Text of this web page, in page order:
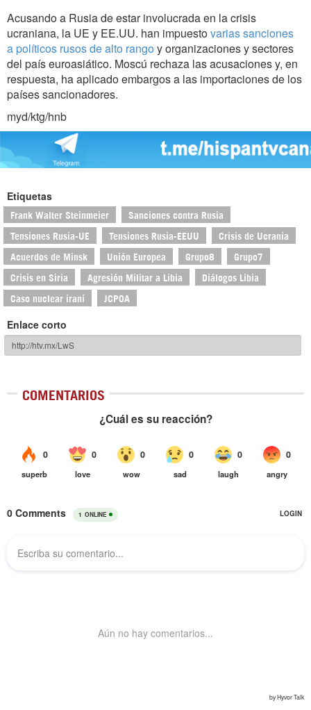
Acusando a Rusia de estar involucrada en la crisis
ucraniana, la UE y EE.UU. han impuestovarias sanciones
a políticos rusos de alto rango y organizaciones y sectores
del país euroasiático. Moscú rechaza las acusaciones y, en
respuesta, ha aplicado embargos a las importaciones de los
países sancionadores.
myd/ktg/hnb
Etiquetas
Frank Walter Steinmeier Sanciones contra Rusia
Tensiones Rusia-UE Tensiones Rusia-EEUU Crisis de Ucrania
Acuerdos de Minsk Unión Europea Grupo8 Grupo7
Crisis en Siria Agresión Militar a Libia Diálogos Libia
Caso nuclear iraní JCPOA
Enlace corto
COMENTARIOS